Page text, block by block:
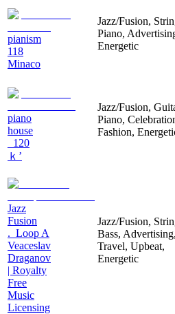
pianism
118
Minaco
Jazz/Fusion,
Piano,
Energetic
piano
house
_120
ｋ’
Jazz/Fusion,
Piano,
Fashion,
Jazz
Fusion
._Loop A
Veaceslav
Draganov
| Royalty
Free
Music
Licensing
Jazz/Fusion,
Bass, Advertising,
Travel, Upbeat,
Energetic